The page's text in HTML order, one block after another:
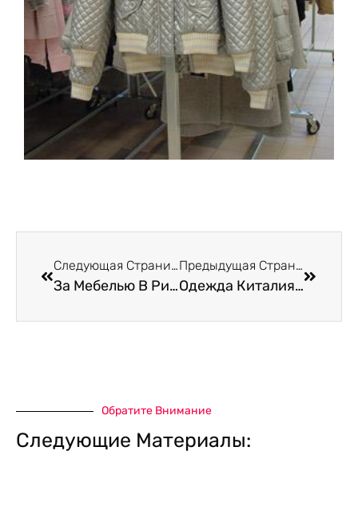
Следующая Страница
За Мебелью В Римини
Предыдущая Страница
Одежда Киталия Или Шоппинг В Прато
Обратите Внимание
Следующие Материалы: